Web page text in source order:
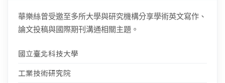
華樂絲曾受邀至多所大學與研究機構分享學術英文寫作、
論文投稿與國際期刊溝通相關主題。
國立臺北科技大學
工業技術研究院